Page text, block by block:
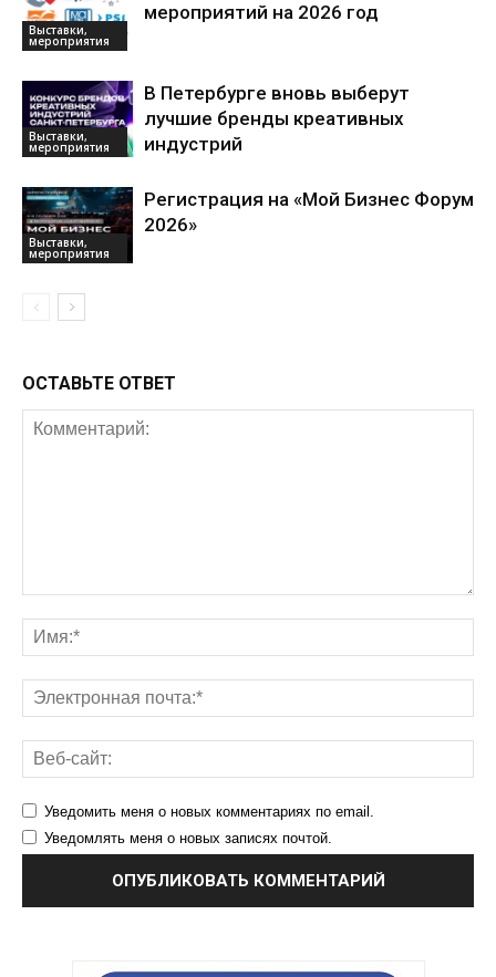
Выставки,
мероприятия
мероприятий на 2026 год
Выставки,
мероприятия
В Петербурге вновь выберут
лучшие бренды креативных
индустрий
Выставки,
мероприятия
Регистрация на «Мой Бизнес Форум
2026»
ОСТАВЬТЕ ОТВЕТ
Уведомить меня о новых комментариях по email.
Уведомлять меня о новых записях почтой.